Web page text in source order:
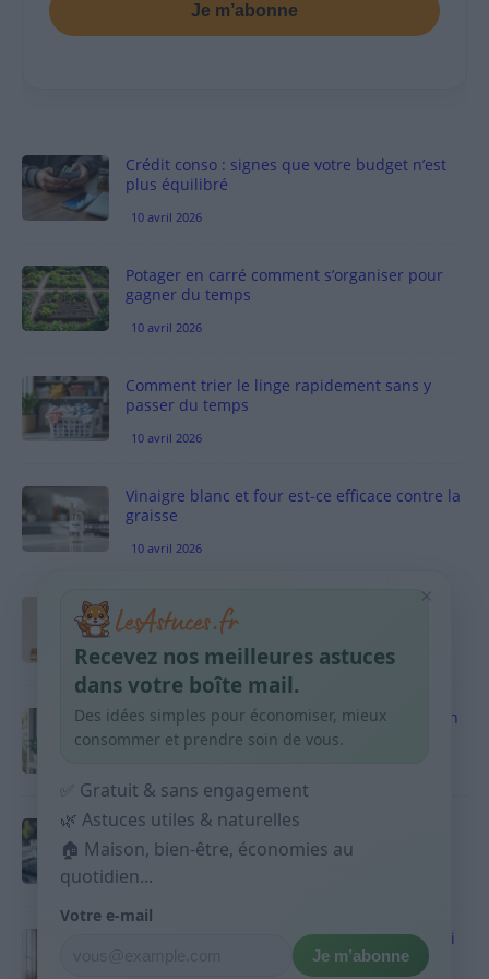
Je m’abonne
Crédit conso : signes que votre budget n’est
plus équilibré
10 avril 2026
Potager en carré comment s’organiser pour
gagner du temps
10 avril 2026
Comment trier le linge rapidement sans y
passer du temps
10 avril 2026
Vinaigre blanc et four est-ce efficace contre la
graisse
10 avril 2026
Taches pigmentaires : routine simple +
habitudes qui aident
9 avril 2026
Produits ménagers : comment économiser en
courses sans acheter 10 sprays
Budget mensuel : méthode rapide pour
répartir son salaire dès le jour de paie
9 avril 2026
Sport 10 minutes par jour est-ce utile et quoi
×
Recevez nos meilleures astuces
dans votre boîte mail.
Des idées simples pour économiser, mieux
consommer et prendre soin de vous.
✅ Gratuit & sans engagement
🌿 Astuces utiles & naturelles
🏠 Maison, bien-être, économies au
quotidien...
Votre e-mail
Je m’abonne